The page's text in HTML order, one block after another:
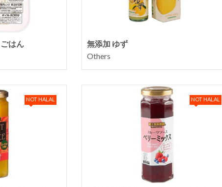
はん
無添加 ゆず
Others
NOT HALAL NOT HALAL